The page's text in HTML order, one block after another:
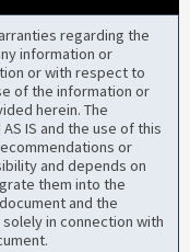
regarding the
information or
or with respect to
of the information or
herein. The
IS and the use of this
or
and depends on
them into the
and the
in connection with